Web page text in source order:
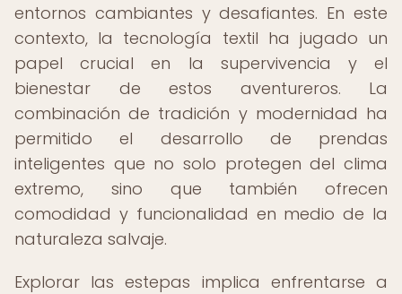
entornos cambiantes y desafiantes. En este
contexto, la tecnología textil ha jugado un
papel crucial en la supervivencia y el
bienestar de estos aventureros. La
combinación de tradición y modernidad ha
permitido el desarrollo de prendas
inteligentes que no solo protegen del clima
extremo, sino que también ofrecen
comodidad y funcionalidad en medio de la
naturaleza salvaje.
Explorar las estepas implica enfrentarse a